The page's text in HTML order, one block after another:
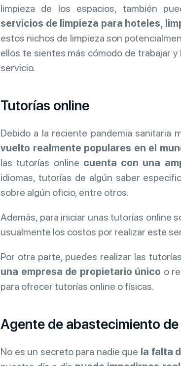
limpieza de los espacios, también
servicios de limpieza para hoteles,
estos nichos de limpieza son
ellos te sientes más cómodo de trabajar
servicio.
Tutorías online
Debido a la reciente pandemia sanitaria
vuelto realmente populares en el
las tutorías online cuenta con una
idiomas, tutorías de algún saber
sobre algún oficio, entre otros.
Además, para iniciar unas tutorías online
usualmente los costos por realizar este
Por otra parte, puedes realizar las tutorías
una empresa de propietario único o
para ofrecer tutorías online o físicas.
Agente de abastecimiento
No es un secreto para nadie que la falta